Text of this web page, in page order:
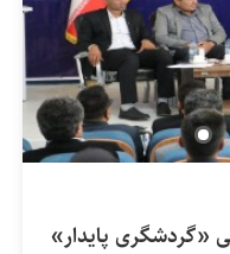
«گردشگری پایدار»